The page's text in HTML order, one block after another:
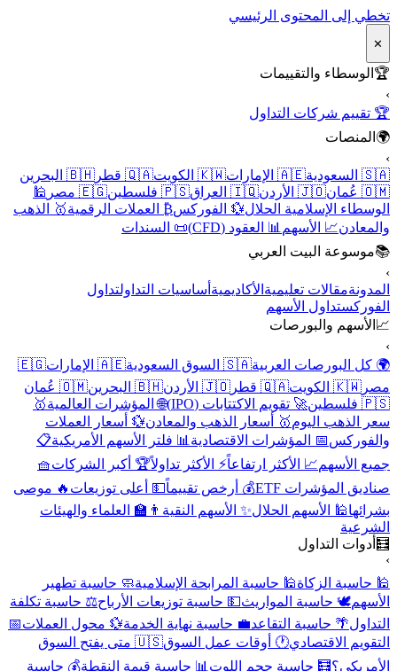
تخطي إلى المحتوى الرئيسي
✕
🏆 الوسطاء والتقييمات
›
🏆 تقييم شركات التداول
🌍 المنصات
›
🇸🇦 السعودية
🇦🇪 الإمارات 🇰🇼 الكويت 🇶🇦 قطر
🇧🇭 البحرين
🇴🇲 عُمان
🇯🇴 الأردن 🇮🇶 العراق 🇵🇸 فلسطين 🇪🇬 مصر
🕌
الوسطاء الإسلامية الحلال💱 الفوركس₿ العملات الرقمية🥇 الذهب
والمعادن📈 الأسهم 📊 العقود (CFD)
📜 السندات
📚موسوعة البيت العربي
›
المدونةمقالات تعليمية الأكاديمية أساسيات التداولتداول
الفوركستداول الأسهم
📈 الأسهم والبورصات
›
🌍 كل البورصات العربية🇸🇦 السوق السعودية 🇦🇪 الإمارات
🇪🇬
مصر 🇰🇼 الكويت 🇶🇦 قطر 🇯🇴 الأردن 🇧🇭 البحرين
🇴🇲 عُمان
🇵🇸 فلسطين
🚀 تقويم الاكتتابات (IPO) 🌐 المؤشرات العالمية🥇
سعر الذهب اليوم🥇 أسعار الذهب والمعادن💱 أسعار العملات
والفوركس📅 المؤشرات الاقتصادية 📊 فلتر الأسهم الأمريكية📋
جميع الأسهم📈 الأكثر ارتفاعاً⚡ الأكثر تداولاً🏆 أكبر الشركات🧺
صناديق المؤشرات ETF
💰 أرخص تقييماً💵 أعلى توزيعات 🔥 موصى
بشرائها🕌 الأسهم الحلال✨ الأسهم النقية 👨‍🏫 العلماء والهيئات
الشرعية
🧮 أدوات التداول
›
🕌 حاسبة الزكاة🕌 حاسبة المرابحة الإسلامية🧼 حاسبة تطهير
الأسهم🕊️ حاسبة المواريث💵 حاسبة توزيعات الأرباح⚖️ حاسبة تكلفة
التداول🌴 حاسبة التقاعد💼 حاسبة نهاية الخدمة💱 محول العملات📅
التقويم الاقتصادي🕐 أوقات عمل السوق
🇺🇸 متى يفتح السوق
الأمريكي؟🧮 حاسبة حجم اللوت 📊 حاسبة قيمة النقطة💰 حاسبة